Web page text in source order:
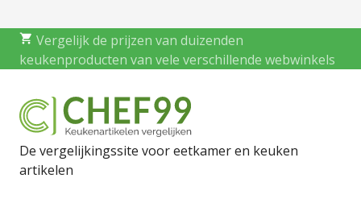
Vergelijk de prijzen van duizenden
keukenproducten van vele verschillende webwinkels
De vergelijkingssite voor eetkamer en keuken
artikelen